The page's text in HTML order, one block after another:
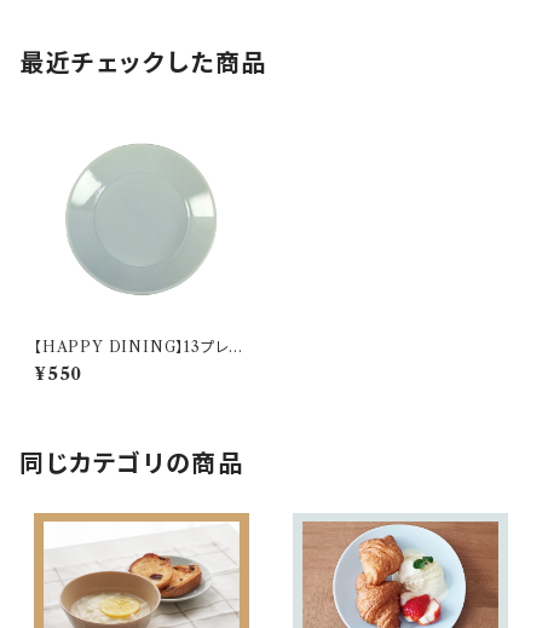
最近チェックした商品
【HAPPY DINING】13プレー
ト(ブルー)【YMK120】 YMK12
3-257
¥550
同じカテゴリの商品